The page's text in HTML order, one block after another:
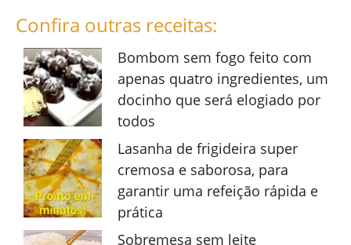
Confira outras receitas:
Bombom sem fogo feito com
apenas quatro ingredientes, um
docinho que será elogiado por
todos
Lasanha de frigideira super
cremosa e saborosa, para
garantir uma refeição rápida e
prática
Sobremesa sem leite